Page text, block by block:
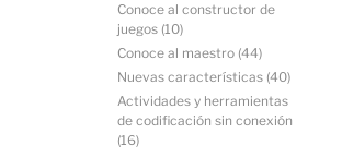
Conoce al constructor de
juegos (10)
Conoce al maestro (44)
Nuevas características (40)
Actividades y herramientas
de codificación sin conexión
(16)